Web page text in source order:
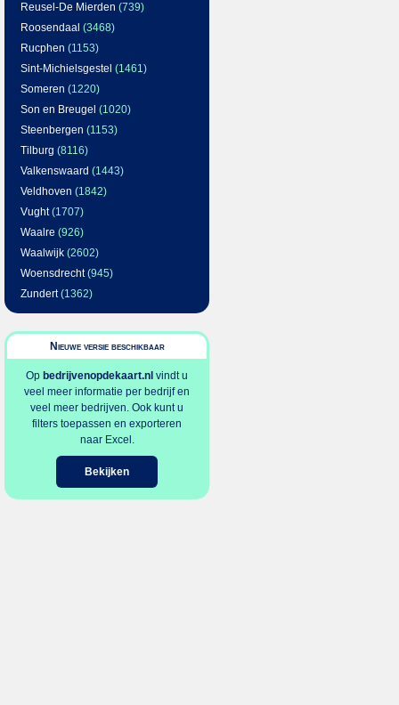
Reusel-De Mierden (739)
Roosendaal (3468)
Rucphen (1153)
Sint-Michielsgestel (1461)
Someren (1220)
Son en Breugel (1020)
Steenbergen (1153)
Tilburg (8116)
Valkenswaard (1443)
Veldhoven (1842)
Vught(1707)
Waalre (926)
Waalwijk (2602)
Woensdrecht(945)
Zundert(1362)
Nieuwe versie beschikbaar
Op bedrijvenopdekaart.nl vindt u
veel meer informatie per bedrijf en
veel meer bedrijven. Ook kunt u
filters toepassen en exporteren
naar Excel.
Bekijken